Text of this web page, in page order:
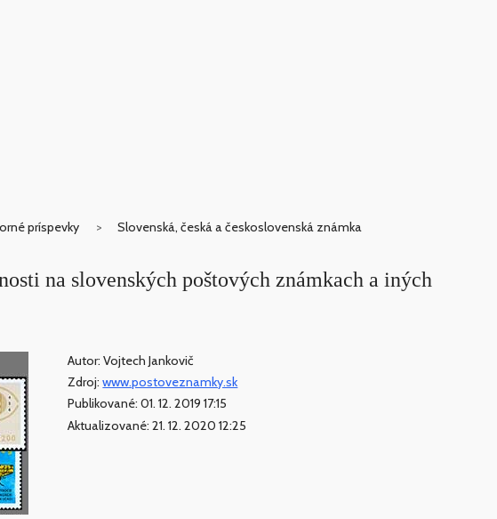
príspevky Slovenská, česká a československá známka
na slovenských poštových známkach a iných
Autor: Vojtech Jankovič
Zdroj:www.postoveznamky.sk
Publikované: 01. 12. 2019 17:15
Aktualizované: 21. 12. 2020 12:25